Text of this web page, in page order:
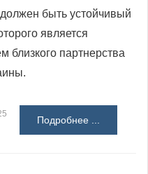
быть устойчивый
является
близкого партнерства
Подробнее ...